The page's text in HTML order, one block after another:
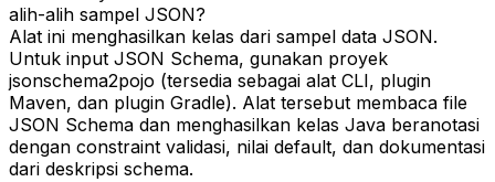
alih-alih sampel JSON?
Alat ini menghasilkan kelas dari sampel data JSON.
Untuk input JSON Schema, gunakan proyek
jsonschema2pojo (tersedia sebagai alat CLI, plugin
Maven, dan plugin Gradle). Alat tersebut membaca file
JSON Schema dan menghasilkan kelas Java beranotasi
dengan constraint validasi, nilai default, dan dokumentasi
dari deskripsi schema.